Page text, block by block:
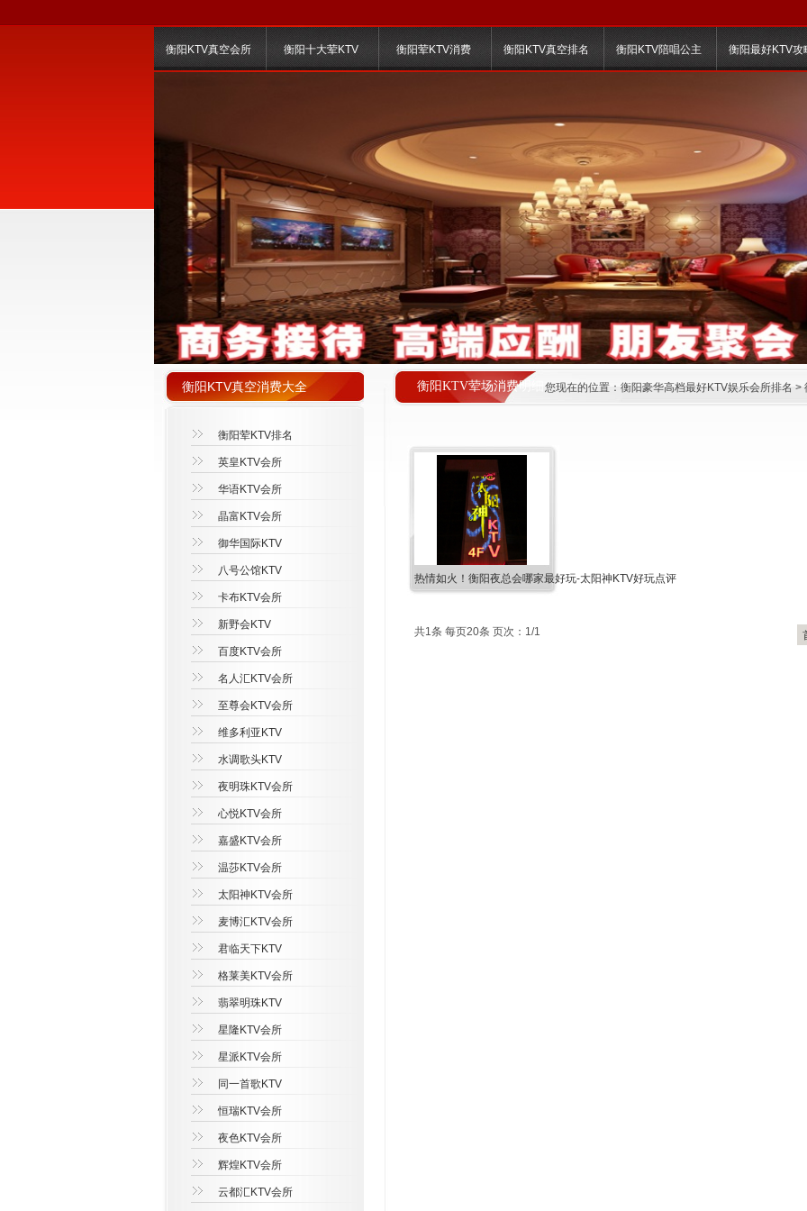
衡阳KTV真空会所 衡阳十大荤KTV 衡阳荤KTV消费 衡阳KTV真空排名 衡阳KTV陪唱公主 衡阳最好KTV攻
衡阳KTV荤场消费明细 您现在的位置： 衡阳豪华高档最好KTV娱乐会所排名 >
热情如火！衡阳夜总会哪家最好玩-太阳神KTV好玩点评
共1条 每页20条 页次：1/1
衡阳KTV真空消费大全
衡阳荤KTV排名
英皇KTV会所
华语KTV会所
晶富KTV会所
御华国际KTV
八号公馆KTV
卡布KTV会所
新野会KTV
百度KTV会所
名人汇KTV会所
至尊会KTV会所
维多利亚KTV
水调歌头KTV
夜明珠KTV会所
心悦KTV会所
嘉盛KTV会所
温莎KTV会所
太阳神KTV会所
麦博汇KTV会所
君临天下KTV
格莱美KTV会所
翡翠明珠KTV
星隆KTV会所
星派KTV会所
同一首歌KTV
恒瑞KTV会所
夜色KTV会所
辉煌KTV会所
云都汇KTV会所